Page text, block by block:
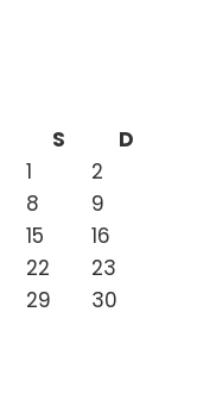
S
D
1
2
8
9
15
16
22
23
29
30